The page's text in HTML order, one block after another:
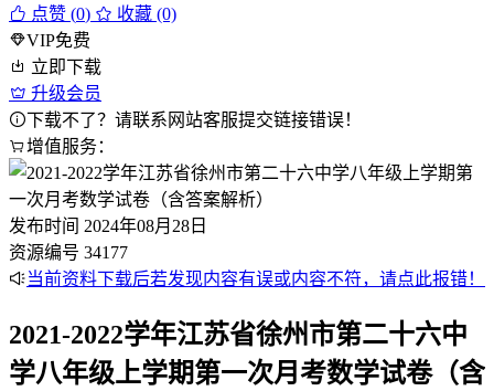
点赞 (0)
收藏 (0)
VIP免费
立即下载
升级会员
下载不了？请联系网站客服提交链接错误！
增值服务：
发布时间 2024年08月28日
资源编号 34177
当前资料下载后若发现内容有误或内容不符，请点此报错！
2021-2022学年江苏省徐州市第二十六中
学八年级上学期第一次月考数学试卷（含